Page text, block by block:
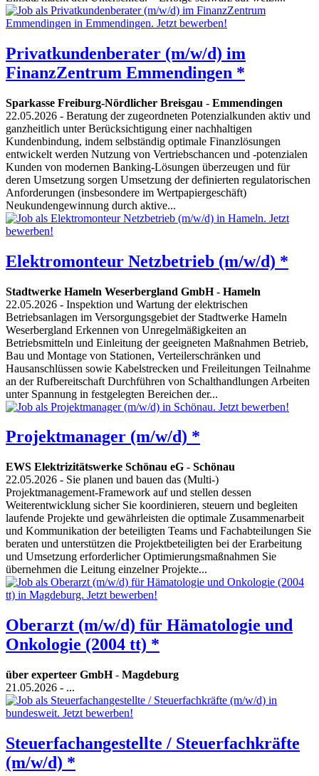
Privatkundenberater (m/w/d) im
FinanzZentrum Emmendingen *
Sparkasse Freiburg-Nördlicher Breisgau - Emmendingen
22.05.2026 - Beratung der zugeordneten Potenzialkunden aktiv und
ganzheitlich unter Berücksichtigung einer nachhaltigen
Kundenbindung, indem selbständig optimale Finanzlösungen
entwickelt werden Nutzung von Vertriebschancen und -potenzialen
Kunden von modernen Banking-Lösungen überzeugen und für
deren Umsetzung sorgen Umsetzung der definierten regulatorischen
Anforderungen (insbesondere im Wertpapiergeschäft)
Neukundengewinnung durch aktive...
Elektromonteur Netzbetrieb (m/w/d) *
Stadtwerke Hameln Weserbergland GmbH- Hameln
22.05.2026 - Inspektion und Wartung der elektrischen
Betriebsanlagen im Versorgungsgebiet der Stadtwerke Hameln
Weserbergland Erkennen von Unregelmäßigkeiten an
Betriebsmitteln und Einleitung der geeigneten Maßnahmen Betrieb,
Bau und Montage von Stationen, Verteilerschränken und
Hausanschlüssen sowie Kabelstrecken und Freileitungen Teilnahme
an der Rufbereitschaft Durchführen von Schalthandlungen Arbeiten
unter Spannung in festgelegten Bereichen der...
Projektmanager (m/w/d) *
EWS Elektrizitätswerke Schönau eG - Schönau
22.05.2026 - Sie planen und bauen das (Multi-)
Projektmanagement-Framework auf und stellen dessen
Weiterentwicklung sicher Sie koordinieren, steuern und begleiten
laufende Projekte und gewährleisten die optimale Zusammenarbeit
und Kommunikation der beteiligten Teams und Fachabteilungen Sie
beraten und unterstützen die Projektbeteiligten bei der Erarbeitung
und Umsetzung erforderlicher Optimierungsmaßnahmen Sie
übernehmen die Leitung einzelner Projekte...
Oberarzt (m/w/d) für Hämatologie und
Onkologie (2004 tt) *
über experteer GmbH- Magdeburg
21.05.2026 - ...
Steuerfachangestellte / Steuerfachkräfte
(m/w/d) *